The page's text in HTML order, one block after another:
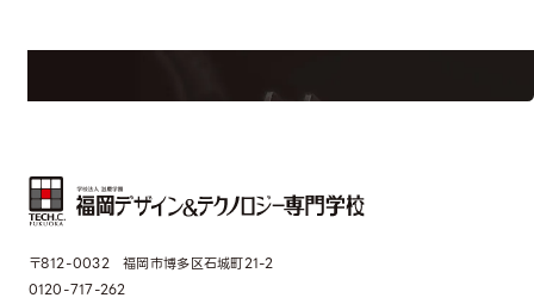
〒812-0032 福岡市博多区石城町21-2
0120-717-262